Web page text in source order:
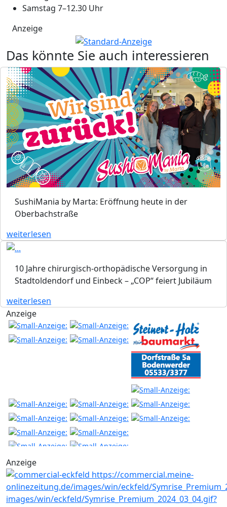
Samstag 7–12.30 Uhr
Anzeige
Das könnte Sie auch interessieren
SushiMania by Marta: Eröffnung heute in der
Oberbachstraße
weiterlesen
10 Jahre chirurgisch-orthopädische Versorgung in
Stadtoldendorf und Einbeck – „COP“ feiert Jubiläum
weiterlesen
Anzeige
Anzeige